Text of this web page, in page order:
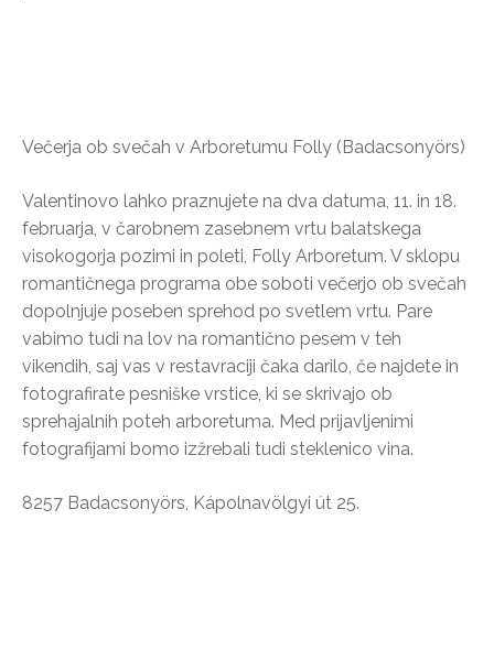
Večerja ob svečah v Arboretumu Folly (Badacsonyörs)
Valentinovo lahko praznujete na dva datuma, 11. in 18.
februarja, v čarobnem zasebnem vrtu balatskega
visokogorja pozimi in poleti, Folly Arboretum. V sklopu
romantičnega programa obe soboti večerjo ob svečah
dopolnjuje poseben sprehod po svetlem vrtu. Pare
vabimo tudi na lov na romantično pesem v teh
vikendih, saj vas v restavraciji čaka darilo, če najdete in
fotografirate pesniške vrstice, ki se skrivajo ob
sprehajalnih poteh arboretuma. Med prijavljenimi
fotografijami bomo izžrebali tudi steklenico vina.
8257 Badacsonyörs, Kápolnavölgyi út 25.